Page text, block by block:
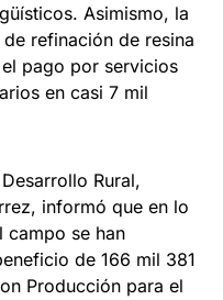
Asimismo, la
refinación de resina
pago por servicios
en casi 7 mil
Rural,
informó que en lo
campo se han
de 166 mil 381
Producción para el